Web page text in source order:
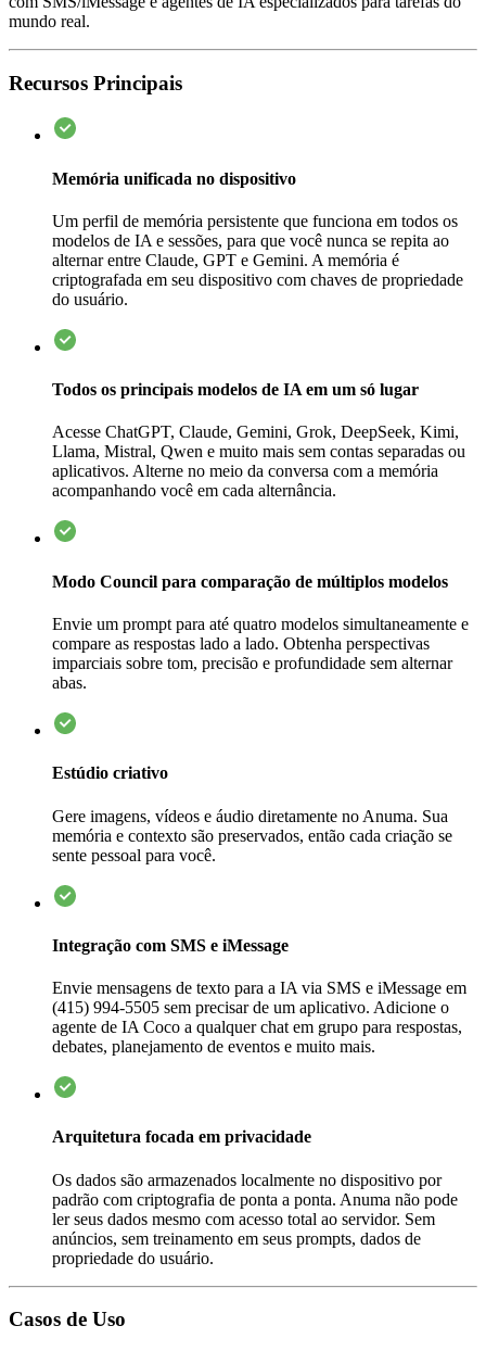
mundo real.
Recursos Principais
Memória unificada no dispositivo
Um perfil de memória persistente que funciona em todos os
modelos de IA e sessões, para que você nunca se repita ao
alternar entre Claude, GPT e Gemini. A memória é
criptografada em seu dispositivo com chaves de propriedade
do usuário.
Todos os principais modelos de IA em um só lugar
Acesse ChatGPT, Claude, Gemini, Grok, DeepSeek, Kimi,
Llama, Mistral, Qwen e muito mais sem contas separadas ou
aplicativos. Alterne no meio da conversa com a memória
acompanhando você em cada alternância.
Modo Council para comparação de múltiplos modelos
Envie um prompt para até quatro modelos simultaneamente e
compare as respostas lado a lado. Obtenha perspectivas
imparciais sobre tom, precisão e profundidade sem alternar
abas.
Estúdio criativo
Gere imagens, vídeos e áudio diretamente no Anuma. Sua
memória e contexto são preservados, então cada criação se
sente pessoal para você.
Integração com SMS e iMessage
Envie mensagens de texto para a IA via SMS e iMessage em
(415) 994-5505 sem precisar de um aplicativo. Adicione o
agente de IA Coco a qualquer chat em grupo para respostas,
debates, planejamento de eventos e muito mais.
Arquitetura focada em privacidade
Os dados são armazenados localmente no dispositivo por
padrão com criptografia de ponta a ponta. Anuma não pode
ler seus dados mesmo com acesso total ao servidor. Sem
anúncios, sem treinamento em seus prompts, dados de
propriedade do usuário.
Casos de Uso